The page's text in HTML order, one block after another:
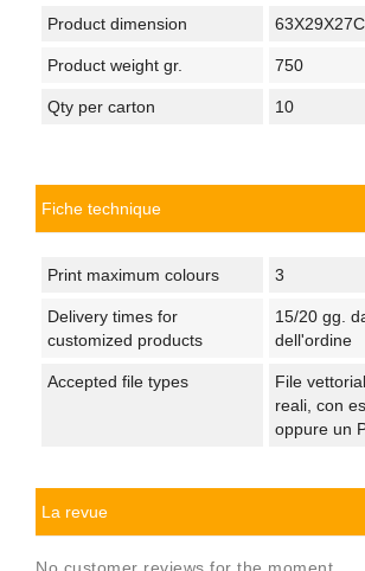
Product dimension
Product weight gr. 750
Qty per carton 10
Fiche technique
Print maximum colours 3
Delivery times for
customized products
15/20 gg.
dell'ordine
Accepted file types
File
reali, con
oppure un
La revue